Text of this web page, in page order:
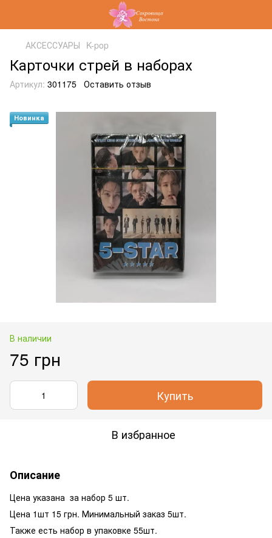
АКСЕССУАРЫ K-pop
Карточки стрей в наборах
Артикул: 301175 Оставить отзыв
Новинка
В наличии
75 грн
Купить
В избранное
Описание
Цена указана за набор 5 шт.
Цена 1шт 15 грн. Минимальный заказ 5шт.
Также есть набор в упаковке 55шт.